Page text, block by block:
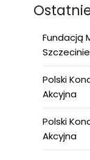
Fundacją
Szczecinie
Polski
Akcyjna
Polski
Akcyjna